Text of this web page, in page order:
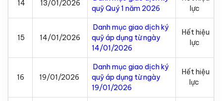
14 13/01/2026
quỹ Quý 1 năm 2026
lực
15 14/01/2026
Danh mục giao dịch ký
quỹ áp dụng từ ngày
14/01/2026
Hết hiệu
lực
16 19/01/2026
Danh mục giao dịch ký
quỹ áp dụng từ ngày
19/01/2026
Hết hiệu
lực